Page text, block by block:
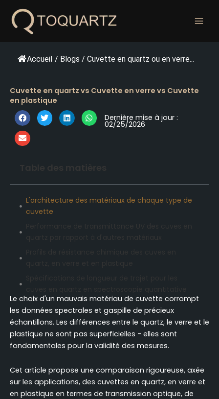
content
Accueil / Blogs / Cuvette en quartz ou en verre...
Cuvette en quartz vs Cuvette en verre vs Cuvette
en plastique
Dernière mise à jour :
02/25/2026
L'architecture des matériaux de chaque type de
cuvette
Précision dimensionnelle et état de surface des
cuvettes en quartz de qualité
spectrophotométrique
Comparaison des prix et du coût par utilisation
des cuves en quartz, en verre et en plastique
Critères de sélection basés sur l'application pour
l'utilisation de la cuvette en quartz
Protocoles de nettoyage et réutilisation des cuves
Le choix d'un mauvais matériau de cuvette corrompt
les données spectrales et gaspille de précieux
échantillons. Les différences entre le quartz, le verre et le
plastique ne sont pas superficielles - elles sont
fondamentales pour la validité des mesures.
Cet article propose une comparaison rigoureuse, axée
sur les applications, des cuvettes en quartz, en verre et
en plastique en termes de transmission optique, de